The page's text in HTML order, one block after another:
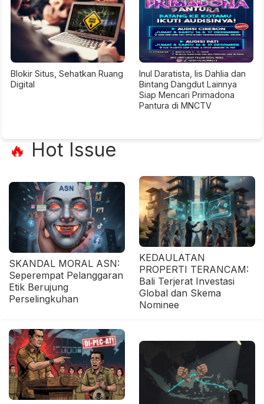
Blokir Situs, Sehatkan Ruang
Digital
Inul Daratista, Iis Dahlia dan
Bintang Dangdut Lainnya
Siap Mencari Primadona
Pantura di MNCTV
🔥 Hot Issue
SKANDAL MORAL ASN:
Seperempat Pelanggaran
Etik Berujung
Perselingkuhan
KEDAULATAN
PROPERTI TERANCAM:
Bali Terjerat Investasi
Global dan Skema
Nominee